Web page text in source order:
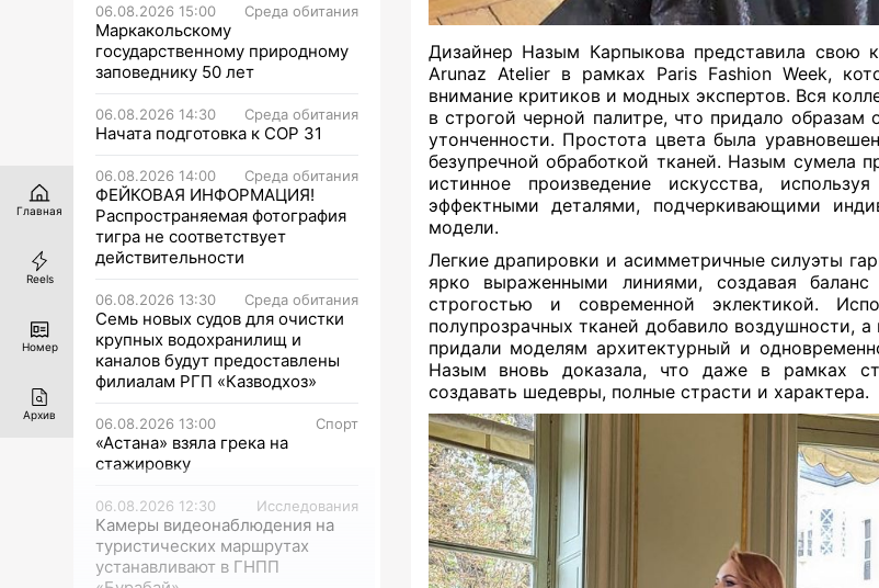
06.08.2026 15:00 Среда обитания
Маркакольскому
государственному природному
заповеднику 50 лет
06.08.2026 14:30 Среда обитания
Начата подготовка к СОР 31
06.08.2026 14:00 Среда обитания
ФЕЙКОВАЯ ИНФОРМАЦИЯ!
Распространяемая фотография
тигра не соответствует
действительности
06.08.2026 13:30 Среда обитания
Семь новых судов для очистки
крупных водохранилищ и
каналов будут предоставлены
филиалам РГП «Казводхоз»
06.08.2026 13:00 Спорт
«Астана» взяла грека на
стажировку
06.08.2026 12:30 Исследования
Камеры видеонаблюдения на
туристических маршрутах
устанавливают в ГНПП
Дизайнер Назым Карпыкова представила свою
Arunaz Atelier в рамках Paris Fashion Week,
внимание критиков и модных экспертов. Вся
в строгой черной палитре, что придало образам
утонченности. Простота цвета была
безупречной обработкой тканей. Назым сумела
истинное произведение искусства,
эффектными деталями, подчеркивающими
модели.
Легкие драпировки и асимметричные силуэты
ярко выраженными линиями, создавая баланс
строгостью и современной эклектикой.
полупрозрачных тканей добавило воздушности,
придали моделям архитектурный и
Назым вновь доказала, что даже в рамках
создавать шедевры, полные страсти и характера.
Главная
Reels
Номер
Архив